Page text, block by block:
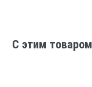
C этим